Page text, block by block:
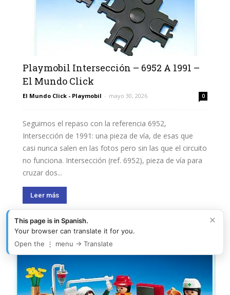
Playmobil Intersección – 6952 A 1991 –
El Mundo Click
El Mundo Click - Playmobil - mayo 30, 2026 0
Seguimos el repaso con la referencia 6952,
Intersección de 1991: una pieza de vía, de esas que
casi nunca salen en las fotos pero sin las que el circuito
no funciona. Intersección (ref. 6952), pieza de vía para
cruzar dos...
Leer más
×
This page is in Spanish.
Your browser can translate it for you.
Open the ⋮ menu → Translate